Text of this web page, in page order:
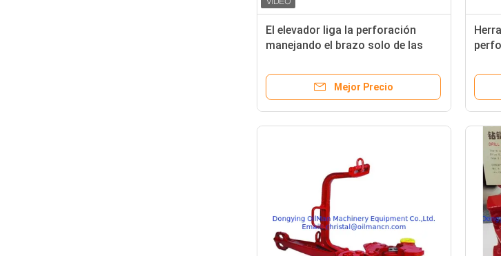
El elevador liga la perforación
manejando el brazo solo de las
soldar
Mejor Precio
tipo